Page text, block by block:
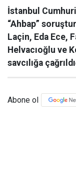
İstanbul
“Ahbap”
Laçin, Eda Ece,
Helvacıoğlu ve
savcılığa
Abone ol